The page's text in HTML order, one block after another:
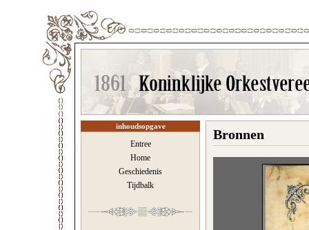
inhoudsopgave
Entree
Home
Geschiedenis
Tijdbalk
Bronnen